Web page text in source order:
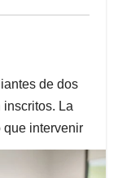
de dos
La
que intervenir